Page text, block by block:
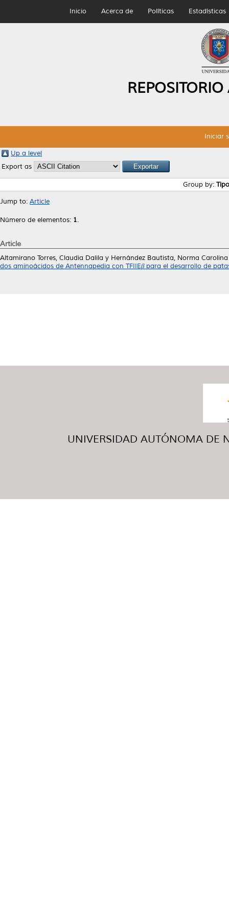
Inicio Acerca de Políticas Estadísticas
Iniciar
Up a level
Export as
Group by:
Jump to: Article
Número de elementos: 1.
Article
Altamirano Torres, Claudia Dalila y Hernández Bautista, Norma Carolina
dos aminoácidos de Antennapedia con TFIIEβ para el desarrollo de
UNIVERSIDAD AUTÓNOMA DE